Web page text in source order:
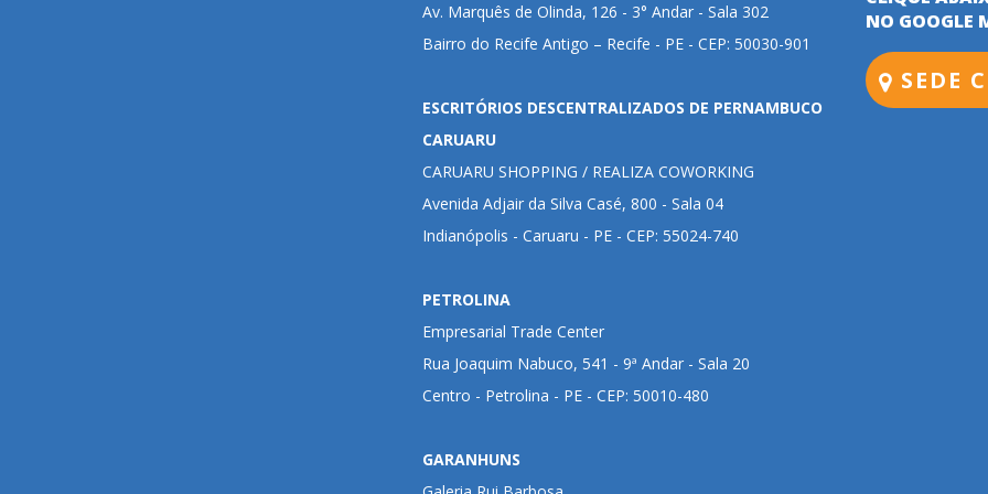
Av. Marquês de Olinda, 126 - 3° Andar - Sala 302
Bairro do Recife Antigo – Recife - PE - CEP: 50030-901
ESCRITÓRIOS DESCENTRALIZADOS DE PERNAMBUCO
CARUARU
CARUARU SHOPPING / REALIZA COWORKING
Avenida Adjair da Silva Casé, 800 - Sala 04
Indianópolis - Caruaru - PE - CEP: 55024-740
PETROLINA
Empresarial Trade Center
Rua Joaquim Nabuco, 541 - 9ª Andar - Sala 20
Centro - Petrolina - PE - CEP: 50010-480
GARANHUNS
NO GOOGLE
SEDE